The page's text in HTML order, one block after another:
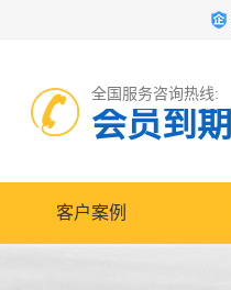
全国服务咨询热线:
会员到期
客户案例